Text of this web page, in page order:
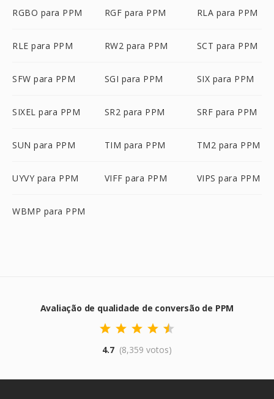
RGBO para PPM RGF para PPM RLA para PPM
RLE para PPM RW2 para PPM SCT para PPM
SFW para PPM SGI para PPM SIX para PPM
SIXEL para PPM SR2 para PPM SRF para PPM
SUN para PPM TIM para PPM TM2 para PPM
UYVY para PPM VIFF para PPM VIPS para PPM
WBMP para PPM
Avaliação de qualidade de conversão de PPM
4.7 (8,359 votos)